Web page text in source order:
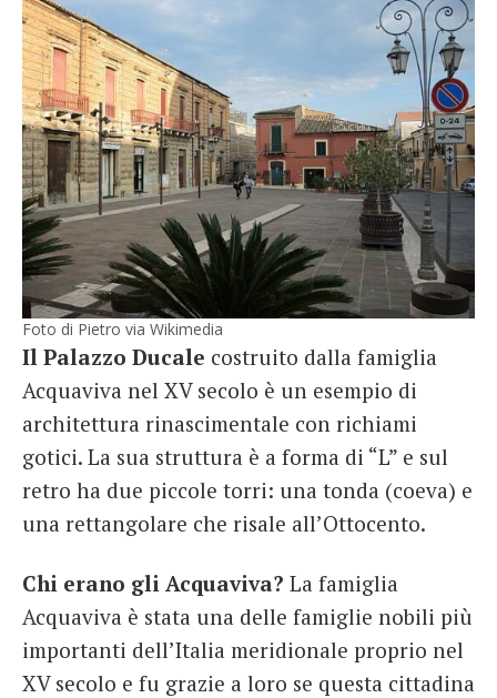
Foto di Pietro via Wikimedia
Il Palazzo Ducale costruito dalla famiglia
Acquaviva nel XV secolo è un esempio di
architettura rinascimentale con richiami
gotici. La sua struttura è a forma di “L” e sul
retro ha due piccole torri: una tonda (coeva) e
una rettangolare che risale all’Ottocento.
Chi erano gli Acquaviva? La famiglia
Acquaviva è stata una delle famiglie nobili più
importanti dell’Italia meridionale proprio nel
XV secolo e fu grazie a loro se questa cittadina